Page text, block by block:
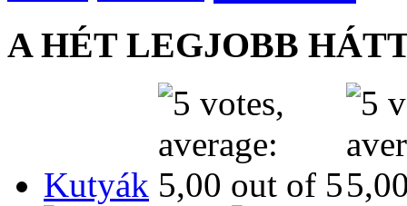
A HÉT LEGJOBB
Kutyák